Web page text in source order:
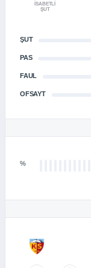
İSABETLI
ŞUT
ŞUT
PAS
FAUL
OFSAYT
%